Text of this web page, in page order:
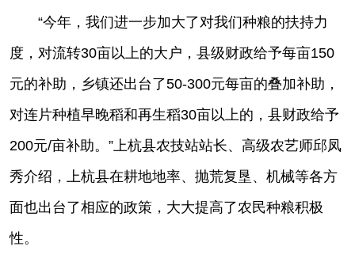
“今年，我们进一步加大了对我们种粮的扶持力
度，对流转30亩以上的大户，县级财政给予每亩150
元的补助，乡镇还出台了50-300元每亩的叠加补助，
对连片种植早晚稻和再生稻30亩以上的，县财政给予
200元/亩补助。”上杭县农技站站长、高级农艺师邱凤
秀介绍，上杭县在耕地地率、抛荒复垦、机械等各方
面也出台了相应的政策，大大提高了农民种粮积极
性。